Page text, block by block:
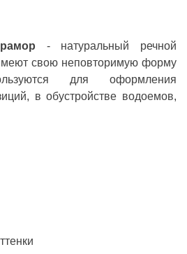
- натуральный речной
свою неповторимую форму
для оформления
в обустройстве водоемов,